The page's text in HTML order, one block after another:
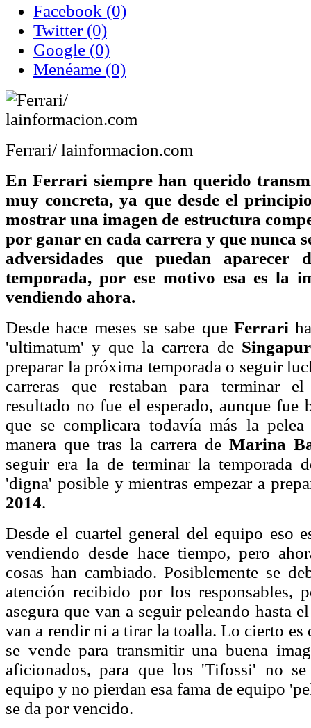
Facebook (0)
Twitter (0)
Google (0)
Menéame (0)
Ferrari/ lainformacion.com
En Ferrari siempre han querido
muy concreta, ya que desde el
mostrar una imagen de estructura
por ganar en cada carrera y que nunca
adversidades que puedan aparecer
temporada, por ese motivo esa es la
vendiendo ahora.
Desde hace meses se sabe que Ferrari
'ultimatum' y que la carrera de Singapur
preparar la próxima temporada o seguir
carreras que restaban para terminar
resultado no fue el esperado, aunque fue
que se complicara todavía más la
manera que tras la carrera de Marina
seguir era la de terminar la temporada
'digna' posible y mientras empezar a
2014.
Desde el cuartel general del equipo eso
vendiendo desde hace tiempo, pero
cosas han cambiado. Posiblemente se
atención recibido por los responsables,
asegura que van a seguir peleando hasta
van a rendir ni a tirar la toalla. Lo cierto es
se vende para transmitir una buena
aficionados, para que los 'Tifossi' no
equipo y no pierdan esa fama de equipo
se da por vencido.